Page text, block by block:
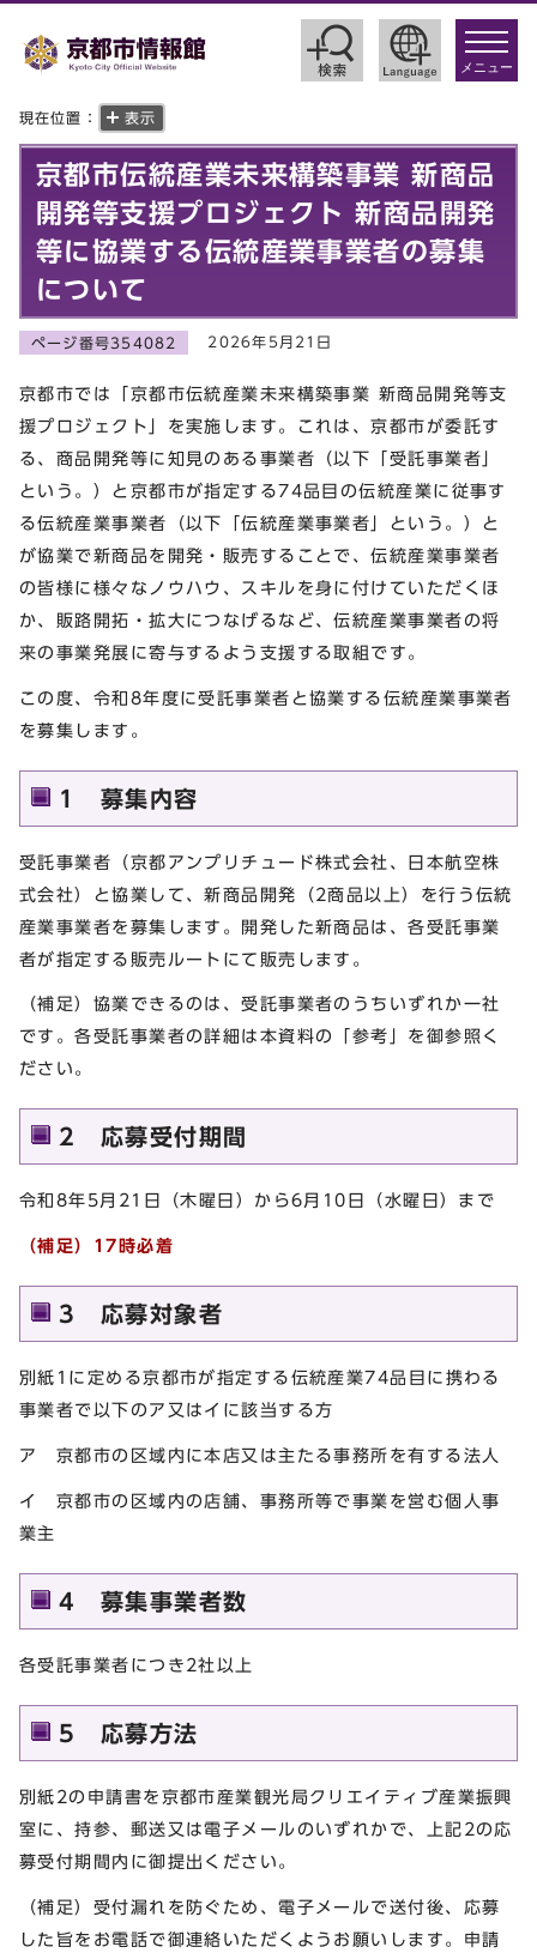
toggle
メニュー
現在位置： 表示
京都市伝統産業未来構築事業 新商品
開発等支援プロジェクト 新商品開発
等に協業する伝統産業事業者の募集
について
ページ番号354082 2026年5月21日
京都市では「京都市伝統産業未来構築事業 新商品開発等支
援プロジェクト」を実施します。これは、京都市が委託す
る、商品開発等に知見のある事業者（以下「受託事業者」
という。）と京都市が指定する74品目の伝統産業に従事す
る伝統産業事業者（以下「伝統産業事業者」という。）と
が協業で新商品を開発・販売することで、伝統産業事業者
の皆様に様々なノウハウ、スキルを身に付けていただくほ
か、販路開拓・拡大につなげるなど、伝統産業事業者の将
来の事業発展に寄与するよう支援する取組です。
この度、令和8年度に受託事業者と協業する伝統産業事業者
を募集します。
1 募集内容
受託事業者（京都アンプリチュード株式会社、日本航空株
式会社）と協業して、新商品開発（2商品以上）を行う伝統
産業事業者を募集します。開発した新商品は、各受託事業
者が指定する販売ルートにて販売します。
（補足）協業できるのは、受託事業者のうちいずれか一社
です。各受託事業者の詳細は本資料の「参考」を御参照く
ださい。
2 応募受付期間
令和8年5月21日（木曜日）から6月10日（水曜日）まで
（補足） 17時必着
3 応募対象者
別紙1に定める京都市が指定する伝統産業74品目に携わる
事業者で以下のア又はイに該当する方
ア 京都市の区域内に本店又は主たる事務所を有する法人
イ 京都市の区域内の店舗、事務所等で事業を営む個人事
業主
4 募集事業者数
各受託事業者につき2社以上
5 応募方法
別紙2の申請書を京都市産業観光局クリエイティブ産業振興
室に、持参、郵送又は電子メールのいずれかで、上記2の応
募受付期間内に御提出ください。
（補足）受付漏れを防ぐため、電子メールで送付後、応募
した旨をお電話で御連絡いただくようお願いします。申請